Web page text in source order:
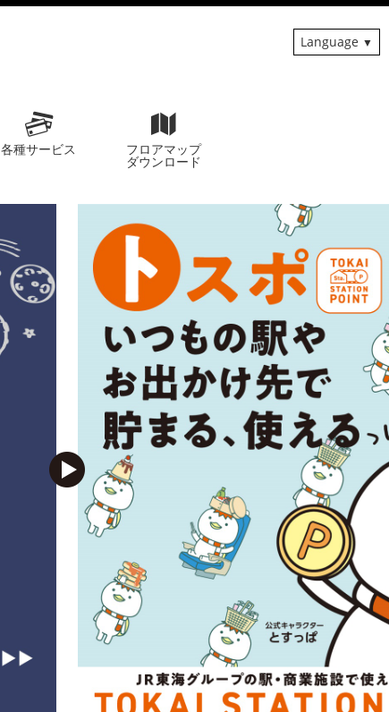
各種サービス フロアマップ
ダウンロード
Language